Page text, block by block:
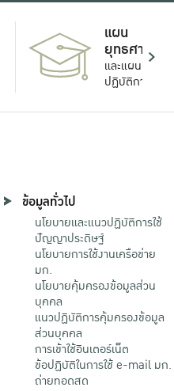
แผน
ยุทธศาสตร์
และแผน
ปฏิบัติการ
ข้อมูลทั่วไป
นโยบายและแนวปฏิบัติการใช้
ปัญญาประดิษฐ์
นโยบายการใช้งานเครือข่าย
มก.
นโยบายคุ้มครองข้อมูลส่วน
บุคคล
แนวปฏิบัติการคุ้มครองข้อมูล
ส่วนบุคคล
การเข้าใช้อินเตอร์เน็ต
ข้อปฏิบัติในการใช้ e-mail มก.
ถ่ายทอดสด